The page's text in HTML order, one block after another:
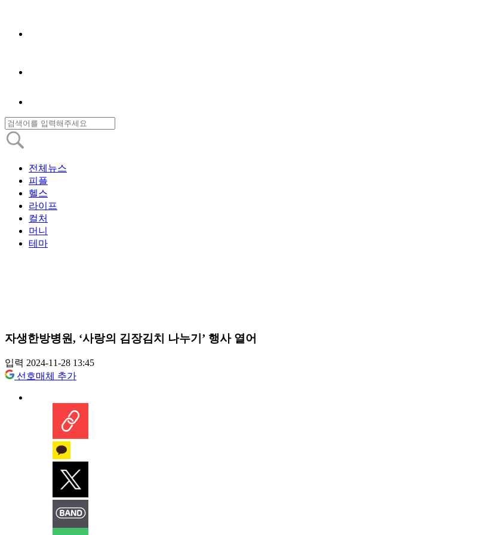
전체뉴스
피플
헬스
라이프
컬처
머니
테마
자생한방병원, ‘사랑의 김장김치 나누기’ 행사 열어
입력 2024-11-28 13:45
선호매체 추가